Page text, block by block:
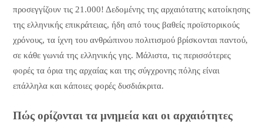
προσεγγίζουν τις 21.000! Δεδομένης της αρχαιότατης κατοίκησης
της ελληνικής επικράτειας, ήδη από τους βαθείς προϊστορικούς
χρόνους, τα ίχνη του ανθρώπινου πολιτισμού βρίσκονται παντού,
σε κάθε γωνιά της ελληνικής γης. Μάλιστα, τις περισσότερες
φορές τα όρια της αρχαίας και της σύγχρονης πόλης είναι
επάλληλα και κάποιες φορές δυσδιάκριτα.
Πώς ορίζονται τα μνημεία και οι αρχαιότητες